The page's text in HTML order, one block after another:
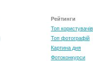
Рейтинги
Топ користувачів
Топ фотографій
Картина дня
Фотоконкурси